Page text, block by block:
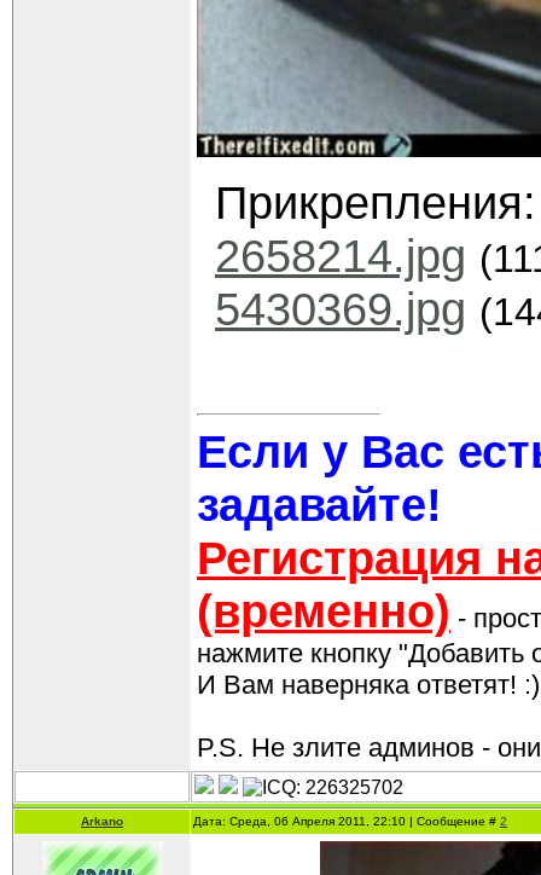
2658214.jpg
5430369.jpg
Если у Вас
задавайте!
Регистрация
(временно) -
нажмите кнопку "Добавить
И Вам наверняка ответят! :)
P.S. Не злите админов -
Arkano Дата: Среда, 06 Апреля 2011, 22:10 | Сообщение # 2